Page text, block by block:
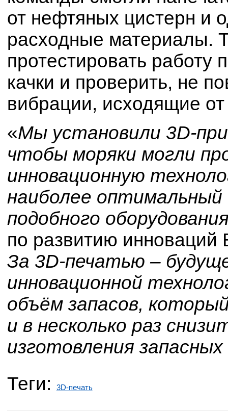
от нефтяных цистерн и
расходные материалы.
протестировать работу
качки и проверить, не
вибрации, исходящие от
«Мы установили 3D-
чтобы моряки могли
инновационную
наиболее оптимальный
подобного
по развитию
За 3D-печатью –
инновационной
объём запасов,
и в несколько раз
изготовления
Теги:
3D-печать